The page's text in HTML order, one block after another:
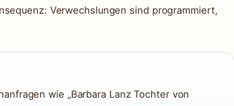
Verwechslungen sind programmiert,
wie „Barbara Lanz Tochter von